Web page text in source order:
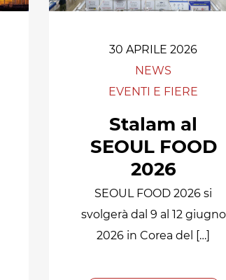
30 APRILE 2026
NEWS
EVENTI E FIERE
Stalam al
SEOUL FOOD
2026
SEOUL FOOD 2026 si
svolgerà dal 9 al 12 giugno
2026 in Corea del […]